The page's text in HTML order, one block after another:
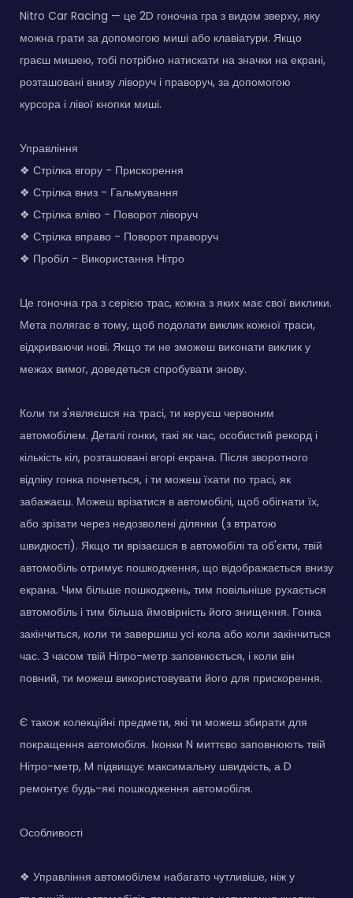
Nitro Car Racing — це 2D гоночна гра з видом зверху, яку
можна грати за допомогою миші або клавіатури. Якщо
граєш мишею, тобі потрібно натискати на значки на екрані,
розташовані внизу ліворуч і праворуч, за допомогою
курсора і лівої кнопки миші.
Управління
❖ Стрілка вгору - Прискорення
❖ Стрілка вниз - Гальмування
❖ Стрілка вліво - Поворот ліворуч
❖ Стрілка вправо - Поворот праворуч
❖ Пробіл - Використання Нітро
Це гоночна гра з серією трас, кожна з яких має свої виклики.
Мета полягає в тому, щоб подолати виклик кожної траси,
відкриваючи нові. Якщо ти не зможеш виконати виклик у
межах вимог, доведеться спробувати знову.
Коли ти з'являєшся на трасі, ти керуєш червоним
автомобілем. Деталі гонки, такі як час, особистий рекорд і
кількість кіл, розташовані вгорі екрана. Після зворотного
відліку гонка почнеться, і ти можеш їхати по трасі, як
забажаєш. Можеш врізатися в автомобілі, щоб обігнати їх,
або зрізати через недозволені ділянки (з втратою
швидкості). Якщо ти врізаєшся в автомобілі та об'єкти, твій
автомобіль отримує пошкодження, що відображається внизу
екрана. Чим більше пошкоджень, тим повільніше рухається
автомобіль і тим більша ймовірність його знищення. Гонка
закінчиться, коли ти завершиш усі кола або коли закінчиться
час. З часом твій Нітро-метр заповнюється, і коли він
повний, ти можеш використовувати його для прискорення.
Є також колекційні предмети, які ти можеш збирати для
покращення автомобіля. Іконки N миттєво заповнюють твій
Нітро-метр, M підвищує максимальну швидкість, а D
ремонтує будь-які пошкодження автомобіля.
Особливості
❖ Управління автомобілем набагато чутливіше, ніж у